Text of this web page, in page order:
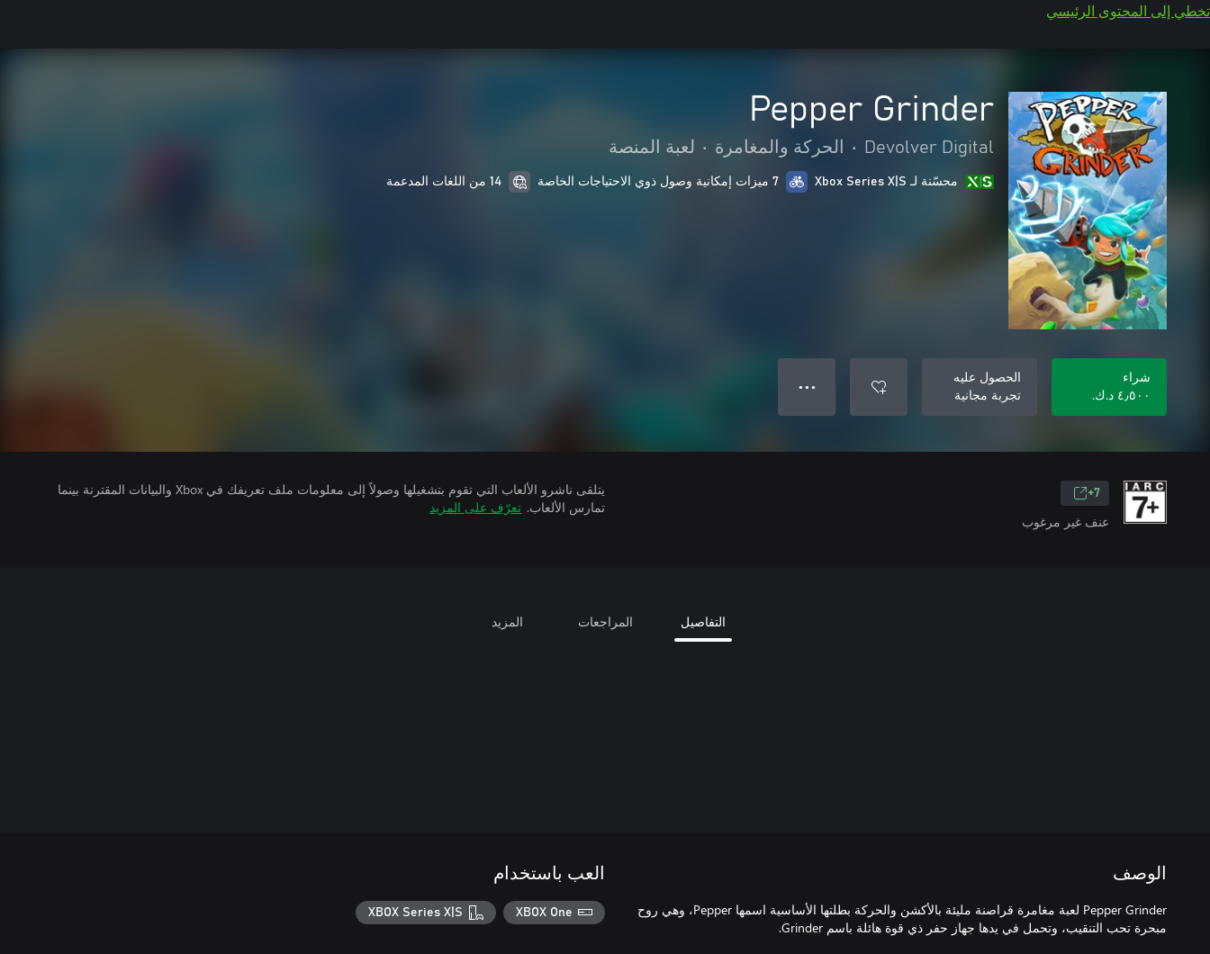
تخطي إلى المحتوى الرئيسي
Pepper Grinder
Devolver Digital
• الحركة والمغامرة • لعبة المنصة
محسّنة لـ Xbox Series X|S 7 ميزات إمكانية وصول ذوي الاحتياجات الخاصة 14 من اللغات المدعمة
شراء
٤٫٥٠٠ د.ك.‏
الحصول عليه
تجربة مجانية
● ● ●
7+
عنف غير مرغوب
يتلقى ناشرو الألعاب التي تقوم بتشغيلها وصولاً إلى معلومات ملف تعريفك في Xbox والبيانات المقترنة بينما
تمارس الألعاب. تعرّف على المزيد
التفاصيل المراجعات المزيد
الوصف
Pepper Grinder لعبة مغامرة قراصنة مليئة بالأكشن والحركة بطلتها الأساسية اسمها Pepper، وهي روح
العب باستخدام
XBOX One
XBOX Series X|S